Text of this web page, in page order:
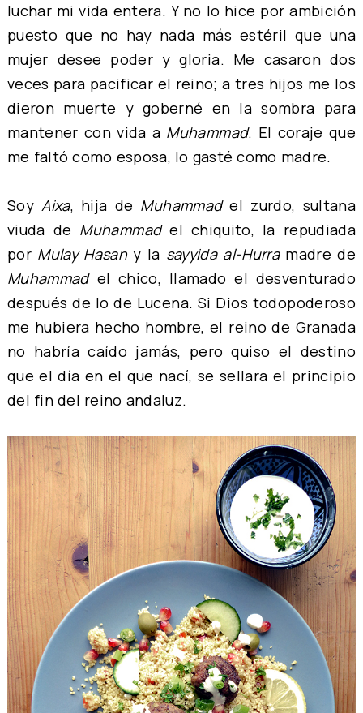
luchar mi vida entera. Y no lo hice por ambición
puesto que no hay nada más estéril que una
mujer desee poder y gloria. Me casaron dos
veces para pacificar el reino; a tres hijos me los
dieron muerte y goberné en la sombra para
mantener con vida a Muhammad. El coraje que
me faltó como esposa, lo gasté como madre.
SoyAixa, hija de Muhammadel zurdo, sultana
viuda de Muhammadel chiquito, la repudiada
por Mulay Hasany la sayyida al-Hurramadre de
Muhammadel chico, llamado el desventurado
después de lo de Lucena. Si Dios todopoderoso
me hubiera hecho hombre, el reino de Granada
no habría caído jamás, pero quiso el destino
que el día en el que nací, se sellara el principio
del fin del reino andaluz.